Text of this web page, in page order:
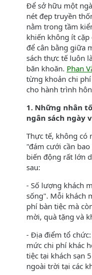
Để sở hữu một
nét đẹp truyền
nằm trong tầm
khiến không ít cặp
để cân bằng giữa
sách thực tế luôn
băn khoăn. Phan
từng khoản chi
cho hành trình
1. Những nhân
ngân sách ngày
Thực tế, không có
"đám cưới cần
biến động rất lớn
sau:
- Số lượng khách
sống". Mỗi khách
phí bàn tiệc mà
mời, quà tặng và
- Địa điểm tổ
mức chi phí khác
tiệc tại khách sạn
ngoài trời tại các